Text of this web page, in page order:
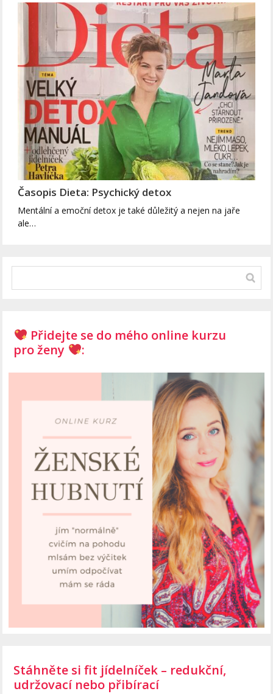
Časopis Dieta: Psychický detox
Mentální a emoční detox je také důležitý a nejen na jaře
ale…
Přidejte se do mého online kurzu
pro ženy
:
Stáhněte si fit jídelníček – redukční,
udržovací nebo přibírací